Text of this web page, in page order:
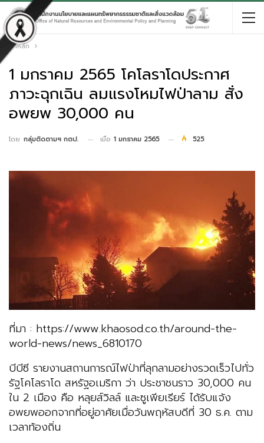
หน้าหลัก
1 มกราคม 2565 โคโลราโดประกาศ
ภาวะฉุกเฉิน ลมแรงโหมไฟป่าลาม สั่ง
อพยพ 30,000 คน
โดย กลุ่มติดตามฯ กตป. เมื่อ 1 มกราคม 2565 525
ที่มา : https://www.khaosod.co.th/around-the-
world-news/news_6810170
บีบีซี รายงานสถานการณ์ไฟป่าที่ลุกลามอย่างรวดเร็วไปทั่ว
รัฐโคโลราโด สหรัฐอเมริกา ว่า ประชาชนราว 30,000 คน
ใน 2 เมือง คือ หลุยส์วิลล์ และซูเพียเรียร์ ได้รับแจ้ง
อพยพออกจากที่อยู่อาศัยเมื่อวันพฤหัสบดีที่ 30 ธ.ค. ตาม
เวลาท้องถิ่น